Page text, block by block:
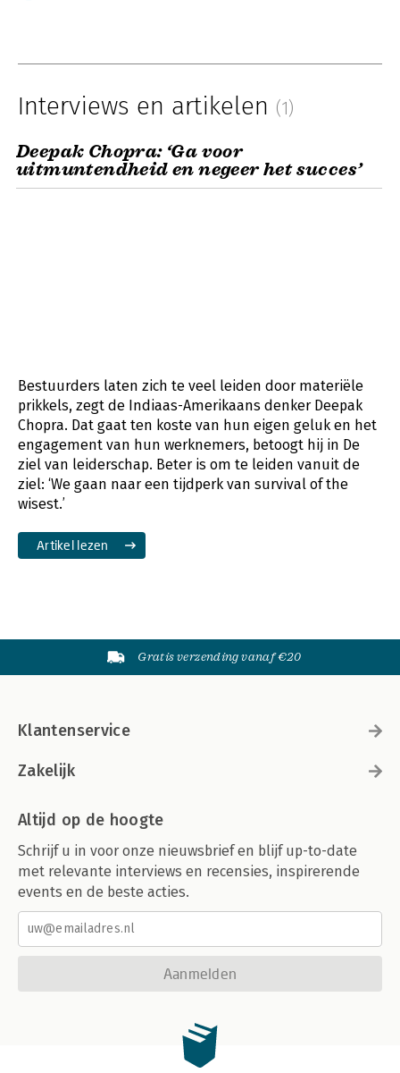
Interviews en artikelen (1)
Deepak Chopra: ‘Ga voor
uitmuntendheid en negeer het succes’
Bestuurders laten zich te veel leiden door materiële
prikkels, zegt de Indiaas-Amerikaans denker Deepak
Chopra. Dat gaat ten koste van hun eigen geluk en het
engagement van hun werknemers, betoogt hij in De
ziel van leiderschap. Beter is om te leiden vanuit de
ziel: ‘We gaan naar een tijdperk van survival of the
wisest.’
Artikel lezen
Gratis verzending vanaf €20
Klantenservice
Zakelijk
Altijd op de hoogte
Schrijf u in voor onze nieuwsbrief en blijf up-to-date
met relevante interviews en recensies, inspirerende
events en de beste acties.
Aanmelden